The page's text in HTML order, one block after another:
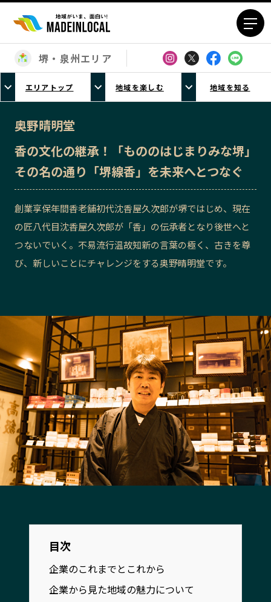
エリアから探す
北海道エリア
青森エリア
岩手エリア
福島エリア
茨城エリア
栃木エリア
群馬エリア
埼玉エリア
千葉エリア
東京23区エリア
多摩エリア
神奈川エリア
新潟エリア
富山エリア
石川エリア
福井エリア
山梨エリア
三重エリア
滋賀エリア
京都エリア
大阪市エリア
北摂エリア
堺・泉州エリア
河内エリア
兵庫エリア
奈良エリア
和歌山エリア
鳥取エリア
島根エリア
岡山エリア
広島エリア
山口エリア
徳島エリア
香川エリア
愛媛エリア
宮崎エリア
沖縄エリア
堺・泉州エリア
エリアトップ 地域を楽しむ 地域を知る
奥野晴明堂
香の文化の継承！「もののはじまりみな堺」
その名の通り「堺線香」を未来へとつなぐ
創業享保年間香老舗初代沈香屋久次郎が堺ではじめ、現在
の匠八代目沈香屋久次郎が「香」の伝承者となり後世へと
つないでいく。不易流行温故知新の言葉の極く、古きを尊
び、新しいことにチャレンジをする奥野晴明堂です。
目次
企業のこれまでとこれから
企業から見た地域の魅力について